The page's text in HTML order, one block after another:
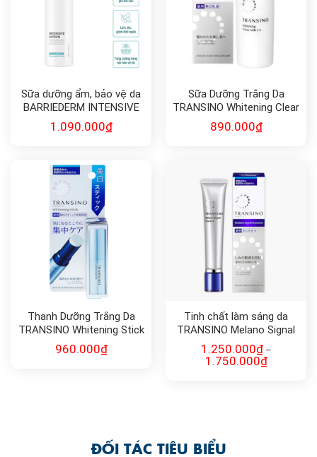
Sữa dưỡng ẩm, bảo vệ da
BARRIEDERM INTENSIVE
LOTION Cell Fusion C
Expert 200ml
1.090.000₫
Sữa Dưỡng Trắng Da
TRANSINO Whitening Clear
Milk EX 100ml
890.000₫
Thanh Dưỡng Trắng Da
TRANSINO Whitening Stick
10g
960.000₫
Tinh chất làm sáng da
TRANSINO Melano Signal
Essence
1.250.000₫–
1.750.000₫
ĐỐI TÁC TIÊU BIỂU